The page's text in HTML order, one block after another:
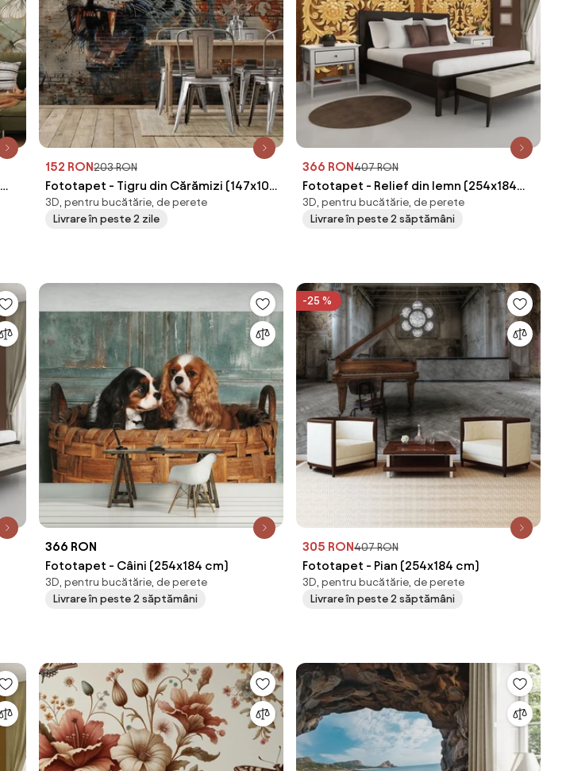
152 RON203 RON
Fototapet - Tigru din Cărămizi (147x102
cm)
3D, pentru bucătărie, de perete
Livrare în peste 2 zile
366 RON407 RON
Fototapet - Relief din lemn (254x184
cm)
3D, pentru bucătărie, de perete
Livrare în peste 2 săptămâni
366 RON
Fototapet - Câini (254x184 cm)
3D, pentru bucătărie, de perete
Livrare în peste 2 săptămâni
-25 %
305 RON407 RON
Fototapet - Pian (254x184 cm)
3D, pentru bucătărie, de perete
Livrare în peste 2 săptămâni